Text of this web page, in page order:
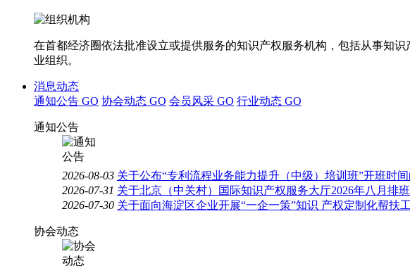
在首都经济圈依法批准设立或提供服务的知识产权服务机构，包括从事知
业组织。
消息动态
通知公告 GO 协会动态 GO 会员风采 GO 行业动态 GO
通知公告
2026-08-03 关于公布“专利流程业务能力提升（中级）培训班”开班时
2026-07-31 关于北京（中关村）国际知识产权服务大厅2026年八月排
2026-07-30 关于面向海淀区企业开展“一企一策”知识 产权定制化帮扶
协会动态